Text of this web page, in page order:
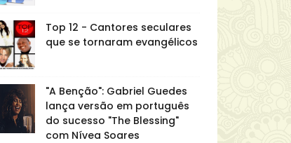
Top 12 - Cantores seculares
que se tornaram evangélicos
"A Benção": Gabriel Guedes
lança versão em português
do sucesso "The Blessing"
com Nívea Soares